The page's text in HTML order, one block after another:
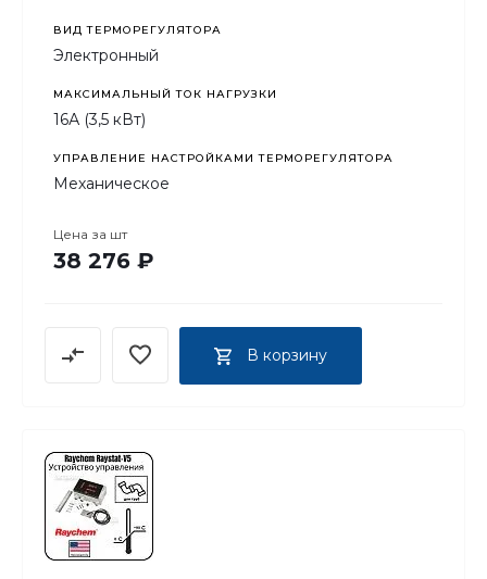
ВИД ТЕРМОРЕГУЛЯТОРА
Электронный
МАКСИМАЛЬНЫЙ ТОК НАГРУЗКИ
16А (3,5 кВт)
УПРАВЛЕНИЕ НАСТРОЙКАМИ ТЕРМОРЕГУЛЯТОРА
Механическое
Цена за шт
38 276 ₽
В корзину